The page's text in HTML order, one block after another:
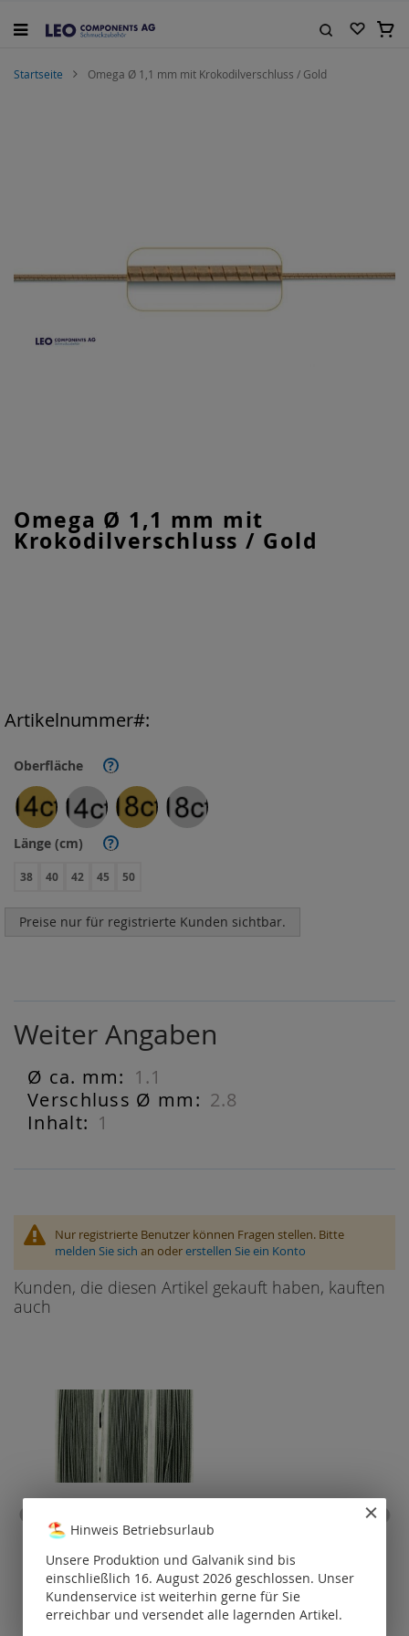
Inhalt
Startseite Omega Ø 1,1 mm mit Krokodilverschluss / Gold
Omega Ø 1,1 mm mit
Krokodilverschluss / Gold
Oberfläche ?
Länge (cm) ?
38 40 42 45 50
Preise nur für registrierte Kunden sichtbar.
Artikelnummer
Anfang
der
Bildgalerie
Weiter Angaben
Weiter
Angaben
1.1
2.8
1
Nur registrierte Benutzer können Fragen stellen. Bitte
melden Sie sich an odererstellen Sie ein Konto
Kunden, die diesen Artikel gekauft haben, kauften
auch
Edelstahlseil /
Stränge)
Preise nur für
registrierte
Kunden
Hinweis Betriebsurlaub
Unsere Produktion und Galvanik sind bis
einschließlich 16. August 2026 geschlossen. Unser
Kundenservice ist weiterhin gerne für Sie
erreichbar und versendet alle lagernden Artikel.